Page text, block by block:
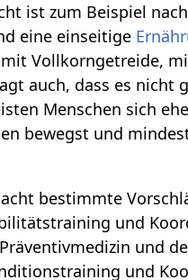
ist zum Beispiel
eine einseitige
Vollkorngetreide,
auch, dass es
Menschen sich
bewegst und
bestimmte
und
und
und